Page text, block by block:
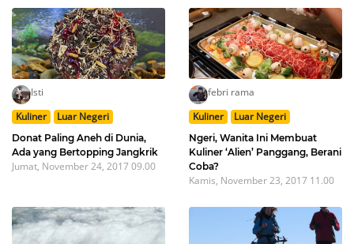
Isti
Kuliner
Luar Negeri
Donat Paling Aneh di Dunia,
Ada yang Bertopping Jangkrik
Jumat, November 24, 2017 09.00
febri rama
Kuliner
Luar Negeri
Ngeri, Wanita Ini Membuat
Kuliner ‘Alien’ Panggang, Berani
Coba?
Kamis, November 23, 2017 11.00